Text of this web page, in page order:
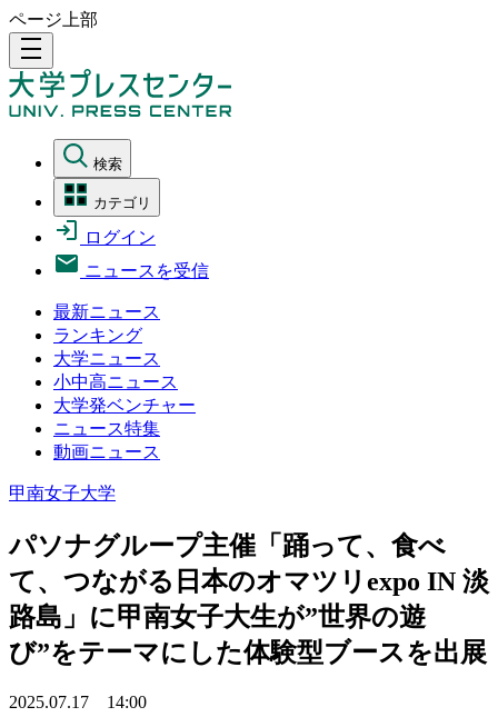
ページ上部
density_medium
検索
カテゴリ
ログイン
ニュースを受信
最新ニュース
ランキング
大学ニュース
小中高ニュース
大学発ベンチャー
ニュース特集
動画ニュース
甲南女子大学
パソナグループ主催「踊って、食べ
て、つながる日本のオマツリexpo IN 淡
路島」に甲南女子大生が”世界の遊
び”をテーマにした体験型ブースを出展
2025.07.17 14:00